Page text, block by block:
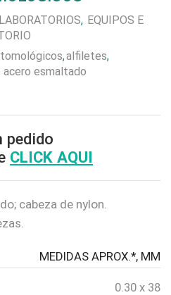
, EQUIPOS E
,alfiletes,
acero esmaltado
pedido
CLICK AQUI
cabeza de nylon.
MEDIDAS APROX.*, MM
0.30 x 38